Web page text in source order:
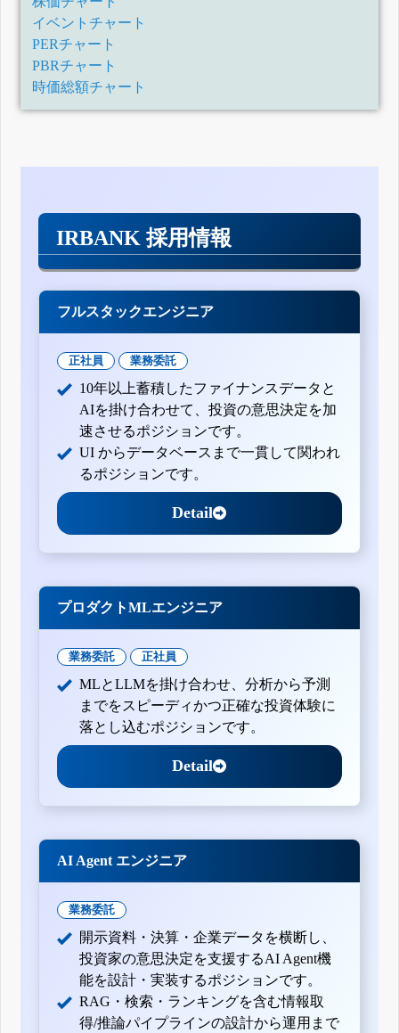
イベントチャート
PERチャート
PBRチャート
時価総額チャート
IRBANK 採用情報
フルスタックエンジニア
正社員 業務委託
10年以上蓄積したファイナンスデータと
AIを掛け合わせて、投資の意思決定を加
速させるポジションです。
UI からデータベースまで一貫して関われ
るポジションです。
Detail
プロダクトMLエンジニア
業務委託 正社員
MLとLLMを掛け合わせ、分析から予測
までをスピーディかつ正確な投資体験に
落とし込むポジションです。
Detail
AI Agent エンジニア
業務委託
開示資料・決算・企業データを横断し、
投資家の意思決定を支援するAI Agent機
能を設計・実装するポジションです。
RAG・検索・ランキングを含む情報取
得/推論パイプラインの設計から運用まで